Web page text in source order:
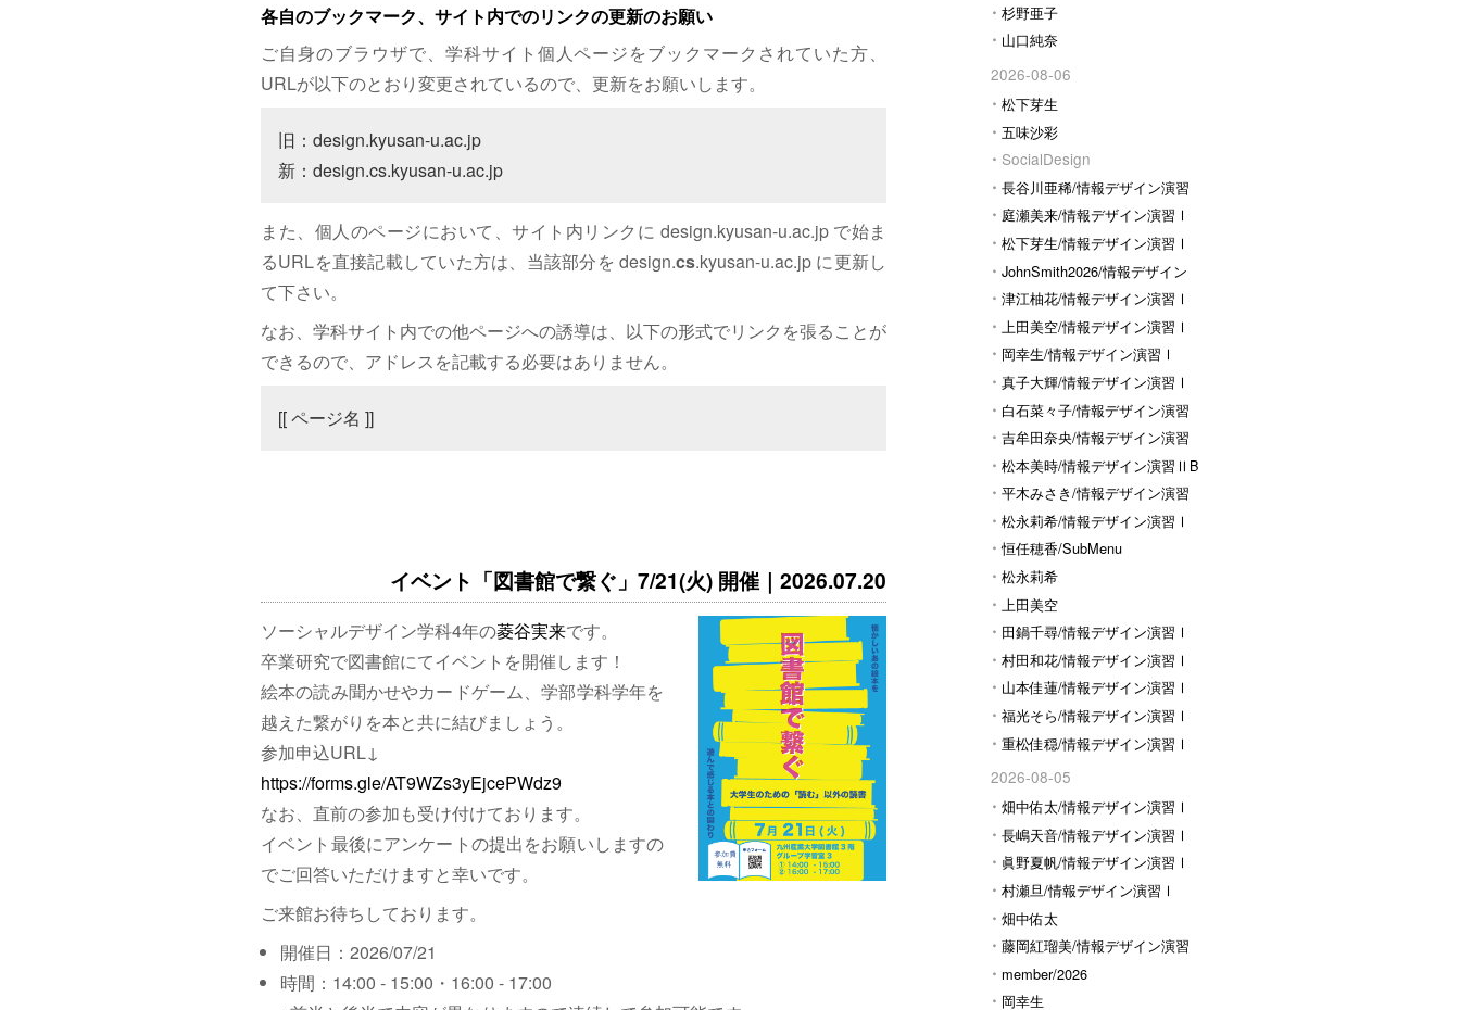
杉野亜子
山口純奈
2026-08-06
松下芽生
五味沙彩
SocialDesign
長谷川亜稀/情報デザイン演習
Ⅰ 庭瀬美来/情報デザイン演習Ⅰ
松下芽生/情報デザイン演習Ⅰ
JohnSmith2026/情報デザイン
演習I
津江柚花/情報デザイン演習Ⅰ
上田美空/情報デザイン演習Ⅰ
岡幸生/情報デザイン演習Ⅰ
真子大輝/情報デザイン演習Ⅰ
白石菜々子/情報デザイン演習
Ⅰ 吉牟田奈央/情報デザイン演習
Ⅰ 松本美時/情報デザイン演習ⅡB
平木みさき/情報デザイン演習
Ⅰ 松永莉希/情報デザイン演習Ⅰ
恒任穂香/SubMenu
松永莉希
上田美空
田鍋千尋/情報デザイン演習Ⅰ
村田和花/情報デザイン演習Ⅰ
山本佳蓮/情報デザイン演習Ⅰ
福光そら/情報デザイン演習Ⅰ
重松佳穏/情報デザイン演習Ⅰ
2026-08-05
畑中佑太/情報デザイン演習Ⅰ
長嶋天音/情報デザイン演習Ⅰ
眞野夏帆/情報デザイン演習Ⅰ
村瀬旦/情報デザイン演習Ⅰ
畑中佑太
藤岡紅瑠美/情報デザイン演習
Ⅰ member/2026
岡幸生
各自のブックマーク、サイト内でのリンクの更新のお願い
ご自身のブラウザで、学科サイト個人ページをブックマークされていた方、
URLが以下のとおり変更されているので、更新をお願いします。
旧：design.kyusan-u.ac.jp
新：design.cs.kyusan-u.ac.jp
また、個人のページにおいて、サイト内リンクに design.kyusan-u.ac.jp で始ま
るURLを直接記載していた方は、当該部分を design.cs.kyusan-u.ac.jp に更新し
て下さい。
なお、学科サイト内での他ページへの誘導は、以下の形式でリンクを張ることが
できるので、アドレスを記載する必要はありません。
[[ ページ名 ]]
イベント「図書館で繋ぐ」7/21(火) 開催｜2026.07.20
ソーシャルデザイン学科4年の菱谷実来です。
卒業研究で図書館にてイベントを開催します！
絵本の読み聞かせやカードゲーム、学部学科学年を
越えた繋がりを本と共に結びましょう。
参加申込URL↓
https://forms.gle/AT9WZs3yEjcePWdz9
なお、直前の参加も受け付けております。
イベント最後にアンケートの提出をお願いしますの
でご回答いただけますと幸いです。
ご来館お待ちしております。
開催日：2026/07/21
時間：14:00 - 15:00・16:00 - 17:00